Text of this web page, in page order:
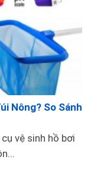
Nông? So Sánh
vệ sinh hồ bơi